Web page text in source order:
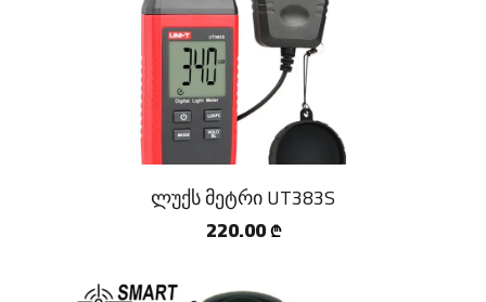
ლუქს მეტრი UT383S
220.00 ₾